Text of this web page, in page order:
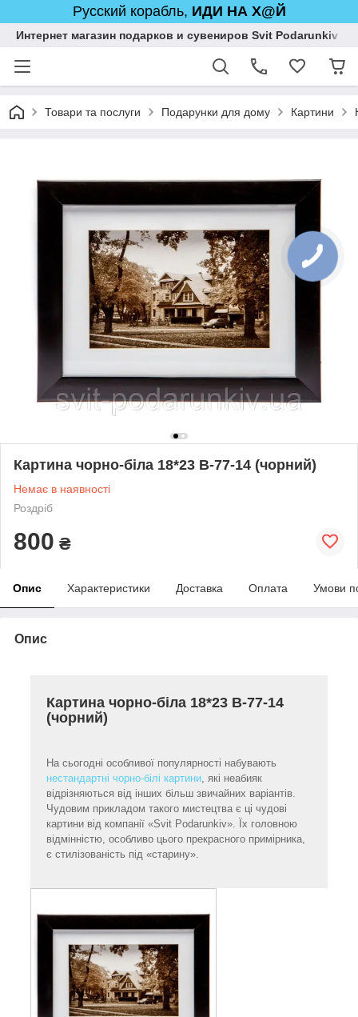
Русский корабль, ИДИ НА Х@Й
Интернет магазин подарков и сувениров Svit Podarunkiv
Товари та послуги Подарунки для дому Картини
Картина чорно-біла 18*23 B-77-14 (чорний)
Немає в наявності
Роздріб
800 ₴
Опис Характеристики Доставка Оплата Умови
Опис
Картина чорно-біла 18*23 B-77-14
(чорний)
На сьогодні особливої популярності набувають
нестандартні чорно-білі картини , які неабияк
відрізняються від інших більш звичайних варіантів.
Чудовим прикладом такого мистецтва є ці чудові
картини від компанії «Svit Podarunkiv». Їх головною
відмінністю, особливо цього прекрасного примірника,
є стилізованість під «старину».